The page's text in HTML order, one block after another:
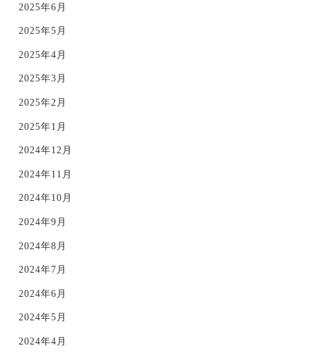
2025年6月
2025年5月
2025年4月
2025年3月
2025年2月
2025年1月
2024年12月
2024年11月
2024年10月
2024年9月
2024年8月
2024年7月
2024年6月
2024年5月
2024年4月